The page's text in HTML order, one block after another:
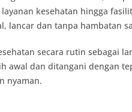
kesehatan hingga
lancar dan tanpa hambatan
secara rutin sebagai
awal dan ditangani dengan
nyaman.